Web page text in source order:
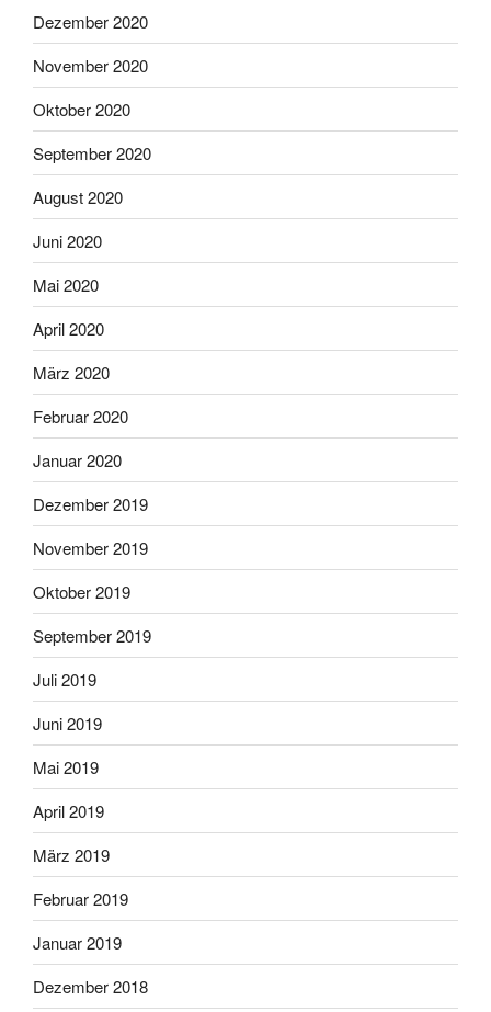
Dezember 2020
November 2020
Oktober 2020
September 2020
August 2020
Juni 2020
Mai 2020
April 2020
März 2020
Februar 2020
Januar 2020
Dezember 2019
November 2019
Oktober 2019
September 2019
Juli 2019
Juni 2019
Mai 2019
April 2019
März 2019
Februar 2019
Januar 2019
Dezember 2018